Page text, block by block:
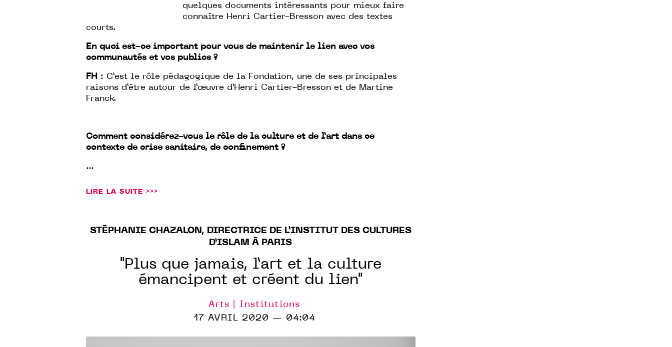
quelques documents intéressants pour mieux faire
connaître Henri Cartier-Bresson avec des textes
courts.
En quoi est-ce important pour vous de maintenir le lien avec vos
communautés et vos publics ?
FH : C’est le rôle pédagogique de la Fondation, une de ses principales
raisons d’être autour de l’œuvre d’Henri Cartier-Bresson et de Martine
Franck.
Comment considérez-vous le rôle de la culture et de l’art dans ce
contexte de crise sanitaire, de confinement ?
...
LIRE LA SUITE >>>
STÉPHANIE CHAZALON, DIRECTRICE DE L’INSTITUT DES CULTURES
D’ISLAM À PARIS
"Plus que jamais, l’art et la culture
émancipent et créent du lien"
Arts | Institutions
17 AVRIL 2020 — 04:04